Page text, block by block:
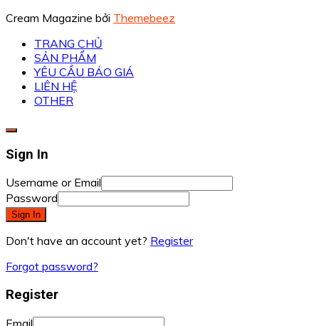
Cream Magazine bởi Themebeez
TRANG CHỦ
SẢN PHẨM
YÊU CẦU BÁO GIÁ
LIÊN HỆ
OTHER
Sign In
Username or Email
Password
Sign In
Don't have an account yet? Register
Forgot password?
Register
Email